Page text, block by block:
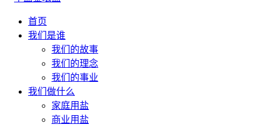
首页
我们是谁
我们的故事
我们的理念
我们的事业
我们做什么
家庭用盐
商业用盐